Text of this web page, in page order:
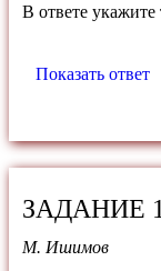
В ответе укажите
Показать ответ
ЗАДАНИЕ
М. Ишимов